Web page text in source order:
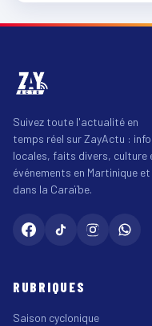
Suivez toute l'actualité en
temps réel sur ZayActu :
locales, faits divers, culture
événements en Martinique et
dans la Caraïbe.
RUBRIQUES
Saison cyclonique